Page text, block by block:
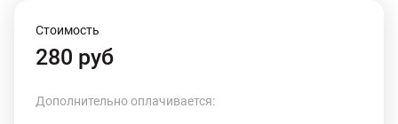
Стоимость
280 руб
Дополнительно оплачивается: